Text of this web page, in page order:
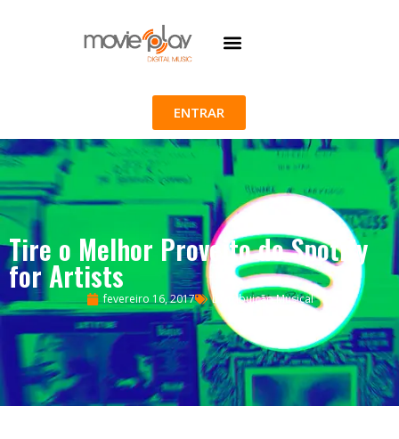
ENTRAR
Tire o Melhor Proveito do Spotify
for Artists
fevereiro 16, 2017 Distribuição Musical